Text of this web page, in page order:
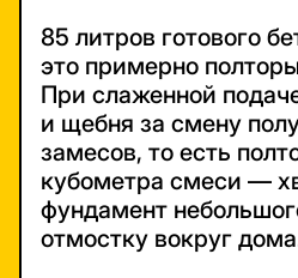
85 литров готового
это примерно
При слаженной
и щебня за смену
замесов, то есть
кубометра смеси —
фундамент
отмостку вокруг